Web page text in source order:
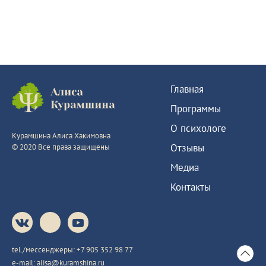
Курамшина Алиса Хакимовна
© 2020 Все права защищены
Главная
Программы
О психологе
Отзывы
Медиа
Контакты
tel./мессенджеры:+7 905 352 98 77
e-mail:alisa@kuramshina.ru